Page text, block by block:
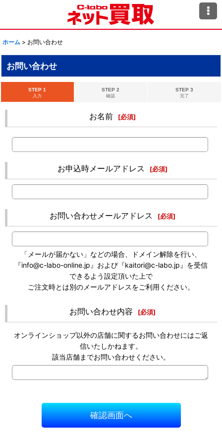
ホーム > お問い合わせ
お問い合わせ
STEP 1
入力
STEP 2
確認
STEP 3
完了
お名前 [必須]
お申込時メールアドレス [必須]
お問い合わせメールアドレス [必須]
「メールが届かない」などの場合、ドメイン解除を行い、
『info@c-labo-online.jp』および『kaitori@c-labo.jp』を受信
できるよう設定頂いた上で
ご注文時とは別のメールアドレスをご利用ください。
お問い合わせ内容 [必須]
オンラインショップ以外の店舗に関するお問い合わせにはご返
信いたしかねます。
該当店舗までお問い合わせください。
確認画面へ